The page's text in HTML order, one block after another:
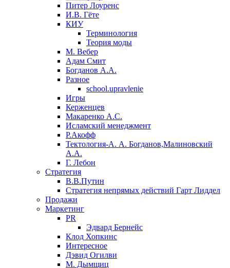
Питер Лоуренс
И.В. Гёте
КИУ
Терминология
Теория моды
М. Вебер
Адам Смит
Богданов А.А.
Разное
school.upravlenie
Игры
Керженцев
Макаренко А.С.
Исламский менеджмент
Р.Акофф
Тектология-А. А. Богданов,Малиновский
А.А.
​Г. Лебон
Стратегия
В.В.Путин
​Стратегия непрямых действий Гарт Лиддел
Продажи
Маркетинг
PR
Эдвард Бернейс
Клод Хопкинс
Интересное
Дэвид Огилви
М. Дымщиц